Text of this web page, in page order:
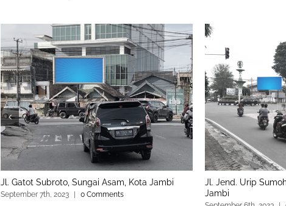
Jl. Gatot Subroto, Sungai Asam, Kota Jambi
September 7th, 2023 | 0 Comments
Jl. Jend. Urip
Jambi